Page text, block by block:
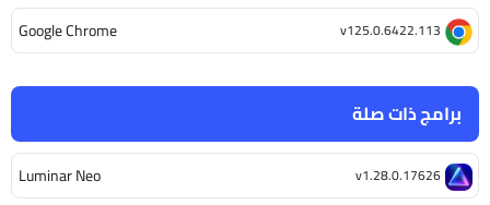
برامج ذات صلة
Luminar Neo v1.28.0.17626
Google Chrome v125.0.6422.113